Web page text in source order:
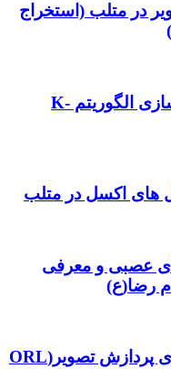
در متلب (استخراج
دانلود فیلم آموزش و پیاده سازی الگوریتم K-
های اکسل در متلب
عصبی و معرفی
رضا(ع)
مجموعه ۴۰ تصویر چهره برای پردازش تصویر(ORL